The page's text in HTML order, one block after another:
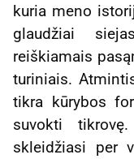
kuria meno
glaudžiai
reiškiamais
turiniais.
tikra kūrybos
suvokti
skleidžiasi per